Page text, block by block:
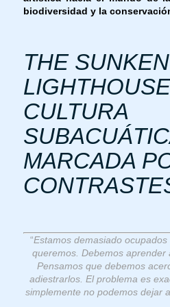
biodiversidad y la
THE SUNKEN
CULTURA
MARCADA
“Estamos demasiado
queremos. Debemos aprender
Pensamos que debemos
adiestrarlos. El problema es
simplemente no podemos dejar